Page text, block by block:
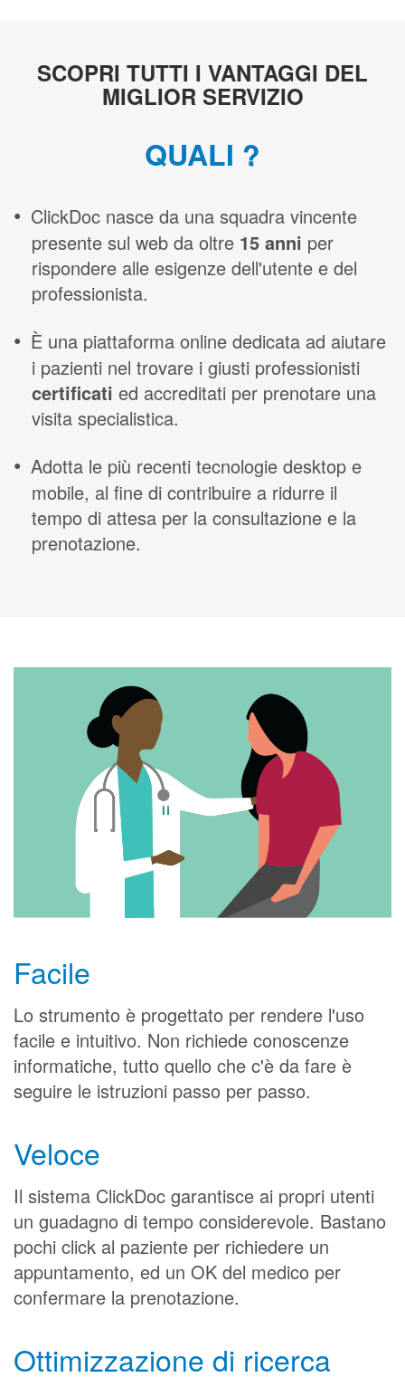
SCOPRI TUTTI I VANTAGGI DEL
MIGLIOR SERVIZIO
QUALI ?
ClickDoc nasce da una squadra vincente
presente sul web da oltre 15 anni per
rispondere alle esigenze dell'utente e del
professionista.
È una piattaforma online dedicata ad aiutare
i pazienti nel trovare i giusti professionisti
certificati ed accreditati per prenotare una
visita specialistica.
Adotta le più recenti tecnologie desktop e
mobile, al fine di contribuire a ridurre il
tempo di attesa per la consultazione e la
prenotazione.
Facile
Lo strumento è progettato per rendere l'uso
facile e intuitivo. Non richiede conoscenze
informatiche, tutto quello che c'è da fare è
seguire le istruzioni passo per passo.
Veloce
Il sistema ClickDoc garantisce ai propri utenti
un guadagno di tempo considerevole. Bastano
pochi click al paziente per richiedere un
appuntamento, ed un OK del medico per
confermare la prenotazione.
Ottimizzazione di ricerca